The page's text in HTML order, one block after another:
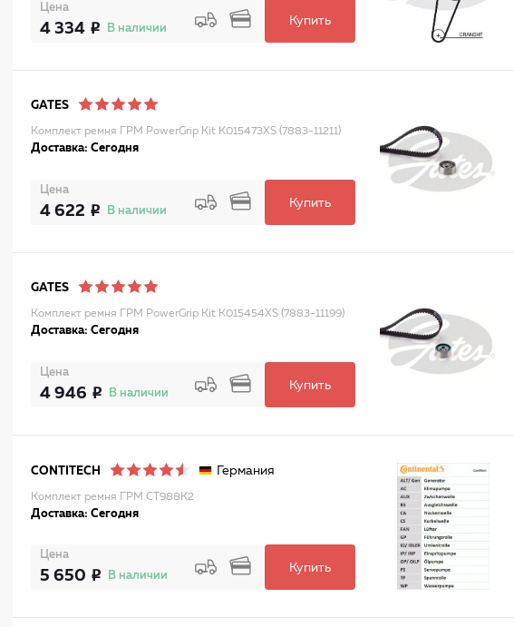
Цена
4 334 В наличии
Купить
GATES
Комплект ремня ГРМ PowerGrip Kit K015473XS (7883-11211)
Доставка: Сегодня
Цена
4 622 В наличии
Купить
GATES
Комплект ремня ГРМ PowerGrip Kit K015454XS (7883-11199)
Доставка: Сегодня
Цена
4 946 В наличии
Купить
CONTITECH Германия
Комплект ремня ГРМ CT988K2
Доставка: Сегодня
Цена
5 650 В наличии
Купить